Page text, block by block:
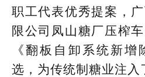
互动回应
数据专题
职工代表优秀提案，
限公司凤山糖厂压榨
《翻板自卸系统新增
选，为传统制糖业注入